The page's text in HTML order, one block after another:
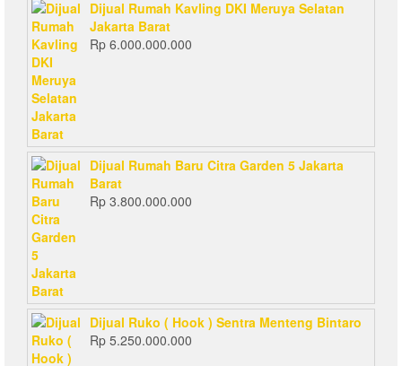
Dijual Rumah Kavling DKI Meruya Selatan
Jakarta Barat
Rp 6.000.000.000
Dijual Rumah Baru Citra Garden 5 Jakarta
Barat
Rp 3.800.000.000
Dijual Ruko ( Hook ) Sentra Menteng Bintaro
Rp 5.250.000.000